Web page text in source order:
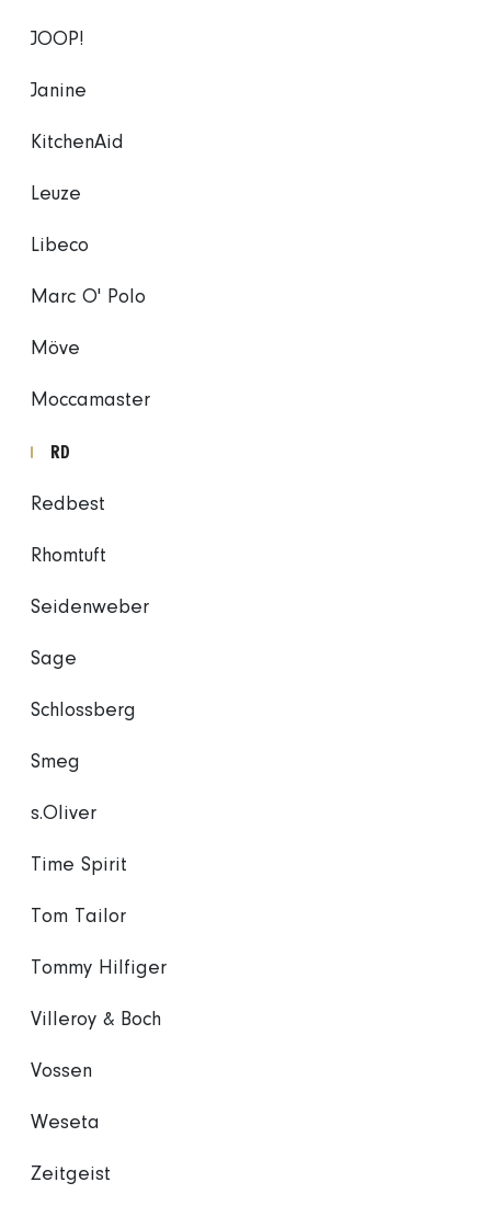
JOOP!
Janine
KitchenAid
Leuze
Libeco
Marc O' Polo
Möve
Moccamaster
RD
Redbest
Rhomtuft
Seidenweber
Sage
Schlossberg
Smeg
s.Oliver
Time Spirit
Tom Tailor
Tommy Hilfiger
Villeroy & Boch
Vossen
Weseta
Zeitgeist